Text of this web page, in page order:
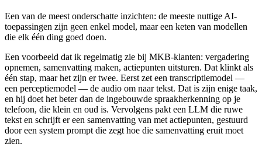
Een van de meest onderschatte inzichten: de meeste nuttige AI-
toepassingen zijn geen enkel model, maar een keten van modellen
die elk één ding goed doen.
Een voorbeeld dat ik regelmatig zie bij MKB-klanten: vergadering
opnemen, samenvatting maken, actiepunten uitsturen. Dat klinkt als
één stap, maar het zijn er twee. Eerst zet een transcriptiemodel —
een perceptiemodel — de audio om naar tekst. Dat is zijn enige taak,
en hij doet het beter dan de ingebouwde spraakherkenning op je
telefoon, die klein en oud is. Vervolgens pakt een LLM die ruwe
tekst en schrijft er een samenvatting van met actiepunten, gestuurd
door een system prompt die zegt hoe die samenvatting eruit moet
zien.